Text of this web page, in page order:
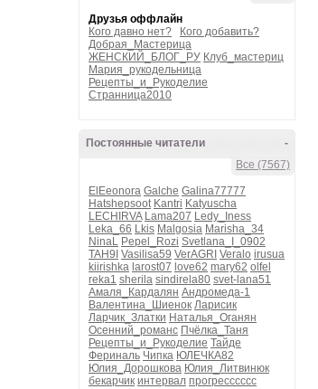
Друзья оффлайн
Кого давно нет?
Кого добавить?
Добрая_Мастерица
ЖЕНСКИЙ_БЛОГ_РУ Клуб_мастериц
Мария_рукодельница
Рецепты_и_Рукоделие
Странница2010
-
Постоянные читатели
Все (7567)
ElEeonora Galche Galina77777
Hatshepsoot Kantri Katyuscha
LECHIRVA Lama207 Ledy_Iness
Leka_66 Lkis Malgosia Marisha_34
NinaL Pepel_Rozi Svetlana_I_0902
TAH9I Vasilisa59 VerAGRI Veralo irusua
kiirishka larost07 love62 mary62 olfel
reka1 sherila sindirela80 svet-lana51
Амаля_Кардалян Андромеда-1
Валентина_Шиенок Ларисик
Ларчик_Златки Наталья_Оганян
Осенний_романс Пчёлка_Таня
Рецепты_и_Рукоделие Тайде
Фериналь Чипка ЮЛЕЧКА82
Юлия_Дорошкова Юлия_Литвинюк
бекарчик интервал прогресссссс